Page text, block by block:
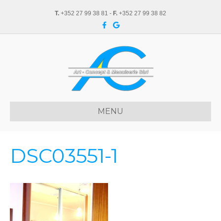
T. +352 27 99 38 81 - F. +352 27 99 38 82
c
o
o
k
G
o
l
e
MENU
DSC03551-1